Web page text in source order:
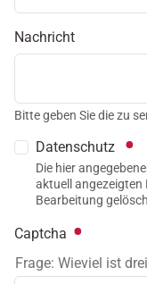
Nachricht
Bitte geben Sie die zu
Datenschutz
Die hier
aktuell angezeigten
Bearbeitung
Captcha
Frage: Wieviel ist